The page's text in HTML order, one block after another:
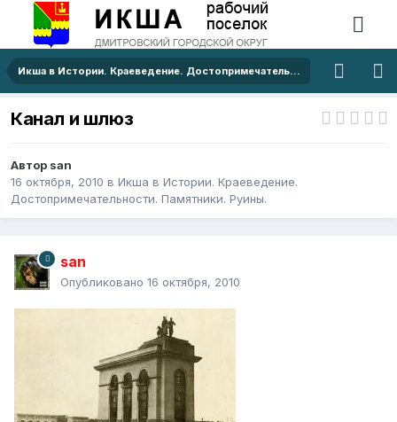
Икша в Истории. Краеведение. Достопримечательности. Памятники. Руины.
Канал и шлюз
Автор san
16 октября, 2010 в Икша в Истории. Краеведение.
Достопримечательности. Памятники. Руины.
san
Опубликовано 16 октября, 2010